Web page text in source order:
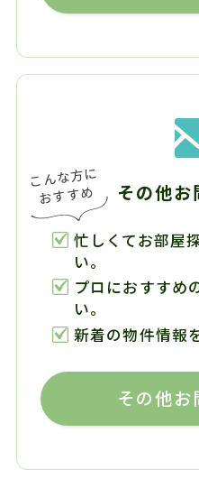
その他お
忙しくてお部屋
い。
プロにおすすめ
い。
新着の物件情報
その他お